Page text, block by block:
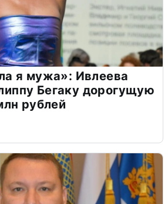
я мужа»: Ивлеева
Бегаку дорогущую
рублей